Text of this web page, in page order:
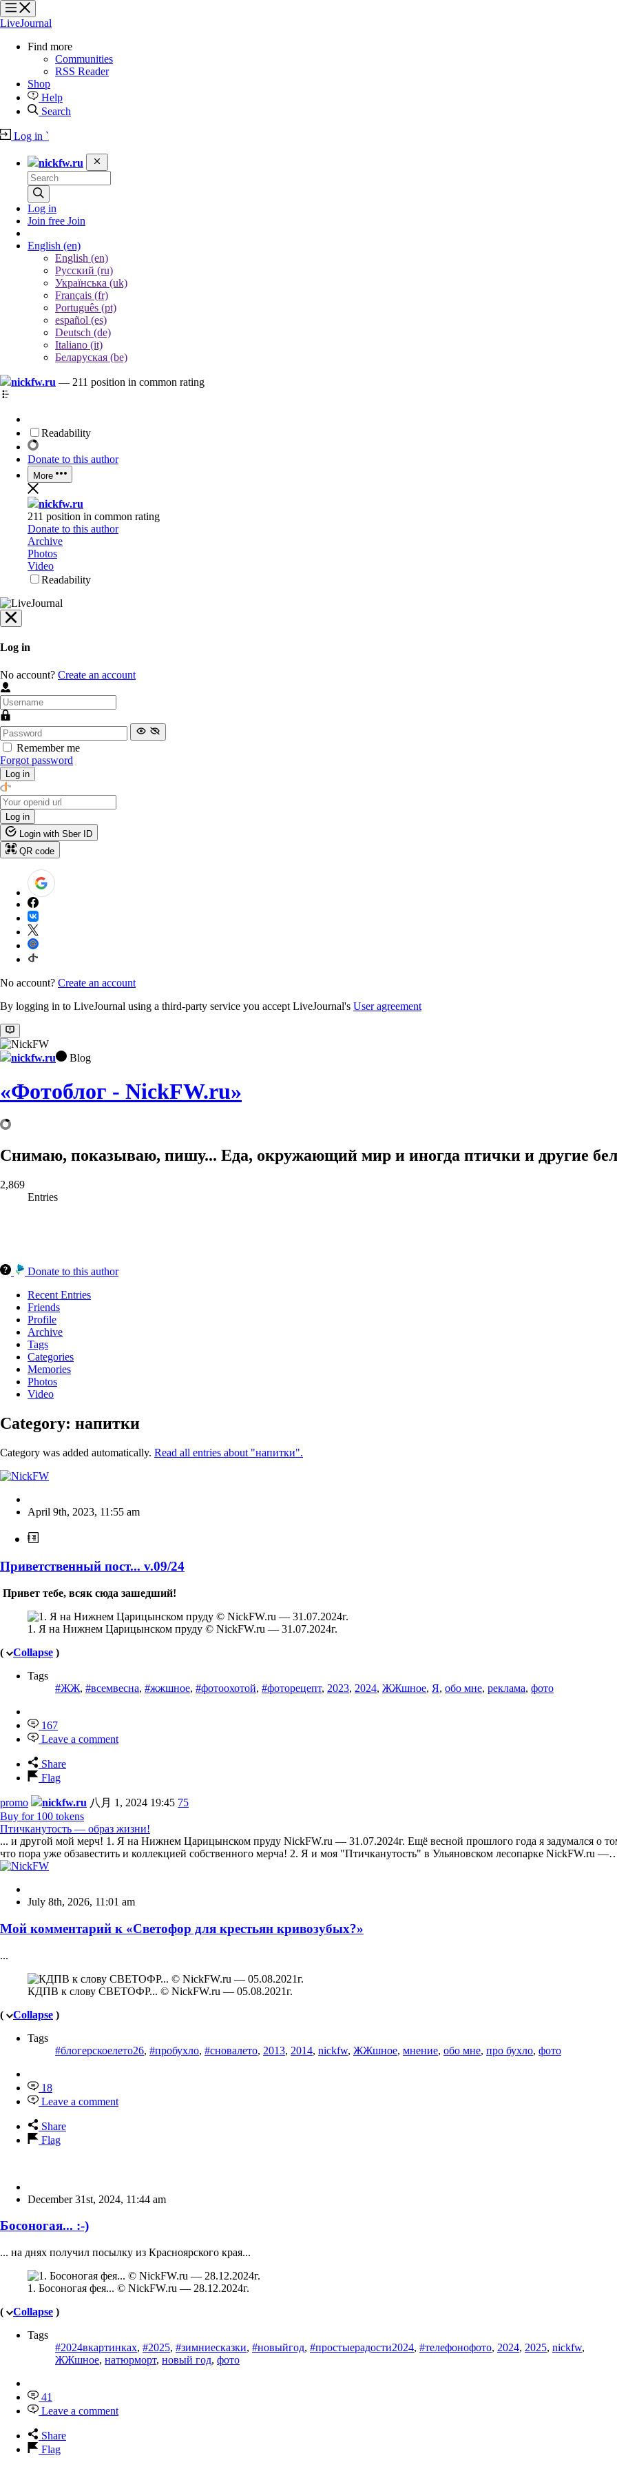
?
?
?
?
LiveJournal
Find more
Communities
RSS Reader
Shop
Help
Search
Log in `
nickfw.ru
Log in
Join free Join
English (en)
English (en)
Русский (ru)
Українська (uk)
Français (fr)
Português (pt)
español (es)
Deutsch (de)
Italiano (it)
Беларуская (be)
nickfw.ru — 211 position in common rating
Readability
Donate to this author
More
nickfw.ru
211 position in common rating
Donate to this author
Archive
Photos
Video
Readability
Log in
No account? Create an account
Remember me
Forgot password
Log in
Log in
Login with Sber ID
QR code
No account? Create an account
By logging in to LiveJournal using a third-party service you accept LiveJournal's User agreement
nickfw.ru Blog
«Фотоблог - NickFW.ru»
Снимаю, показываю, пишу... Еда, окружающий мир и иногда птички и другие
2,869
Entries
Donate to this author
Recent Entries
Friends
Profile
Archive
Tags
Categories
Memories
Photos
Video
Category: напитки
Category was added automatically. Read all entries about "напитки".
April 9th, 2023, 11:55 am
Приветственный пост... v.09/24
Привет тебе, всяк сюда зашедший!
1. Я на Нижнем Царицынском пруду © NickFW.ru — 31.07.2024г.
(
Collapse )
Tags
#ЖЖ, #всемвесна, #жжшное, #фотоохотой, #фоторецепт, 2023, 2024, ЖЖшное, Я, обо мне, реклама, фото
167
Leave a comment
Share
Flag
promo nickfw.ru 八月 1, 2024 19:45 75
Buy for 100 tokens
Птичканутость — образ жизни!
... и другой мой мерч! 1. Я на Нижнем Царицынском пруду NickFW.ru — 31.07.2024г. Ещё весной прошлого года я задумался о
что пора уже обзавестить и коллекцией собственного мерча! 2. Я и моя "Птичканутость" в Ульяновском лесопарке NickFW.ru
July 8th, 2026, 11:01 am
Мой комментарий к «Светофор для крестьян кривозубых?»
...
КДПВ к слову СВЕТОФР... © NickFW.ru — 05.08.2021г.
(
Collapse )
Tags
#блогерскоелето26, #пробухло, #сновалето, 2013, 2014, nickfw, ЖЖшное, мнение, обо мне, про бухло, фото
18
Leave a comment
Share
Flag
December 31st, 2024, 11:44 am
Босоногая... :-)
... на днях получил посылку из Красноярского края...
1. Босоногая фея... © NickFW.ru — 28.12.2024г.
(
Collapse )
Tags
#2024вкартинках, #2025, #зимниесказки, #новыйгод, #простыерадости2024, #телефонофото, 2024, 2025, nickfw,
ЖЖшное, натюрморт, новый год, фото
41
Leave a comment
Share
Flag